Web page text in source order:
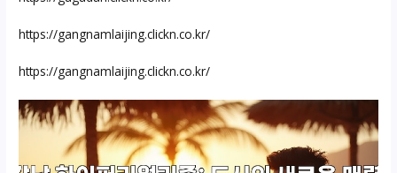
https://gangnamlaijing.clickn.co.kr/
https://gangnamlaijing.clickn.co.kr/